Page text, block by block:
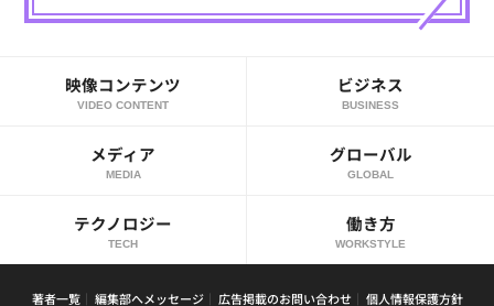
映像コンテンツ
VIDEO CONTENT
ビジネス
BUSINESS
メディア
MEDIA
グローバル
GLOBAL
テクノロジー
TECH
働き方
WORKSTYLE
著者一覧 編集部へメッセージ 広告掲載のお問い合わせ 個人情報保護方針